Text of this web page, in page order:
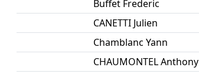
Buffet Frederic
CANETTI Julien
Chamblanc Yann
CHAUMONTEL Anthony